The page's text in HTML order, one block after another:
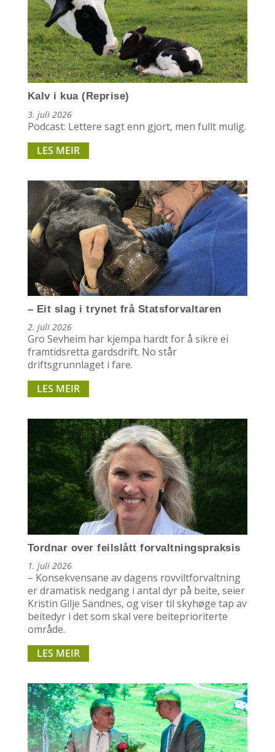
Kalv i kua (Reprise)
3. juli 2026
Podcast: Lettere sagt enn gjort, men fullt mulig.
LES MEIR
– Eit slag i trynet frå Statsforvaltaren
2. juli 2026
Gro Sevheim har kjempa hardt for å sikre ei
framtidsretta gardsdrift. No står
driftsgrunnlaget i fare.
LES MEIR
Tordnar over feilslått forvaltningspraksis
1. juli 2026
– Konsekvensane av dagens rovviltforvaltning
er dramatisk nedgang i antal dyr på beite, seier
Kristin Gilje Sandnes, og viser til skyhøge tap av
beitedyr i det som skal vere beiteprioriterte
område.
LES MEIR